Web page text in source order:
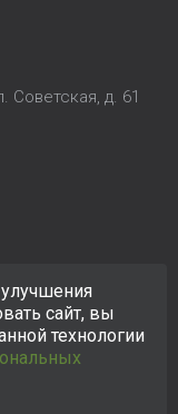
Советская, д. 61
создан
и любая информация
Политика в
сайт, вы
технологии